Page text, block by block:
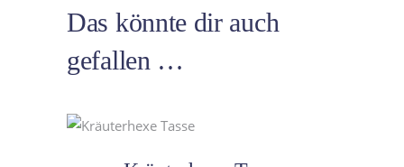
Das könnte dir auch
gefallen …